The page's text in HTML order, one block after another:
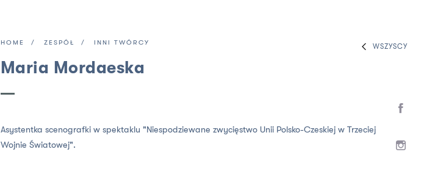
WSZYSCY
HOME ZESPÓŁ INNI TWÓRCY
Maria Mordaeska
Asystentka scenografki w spektaklu "Niespodziewane zwycięstwo Unii Polsko-Czeskiej w Trzeciej
Wojnie Światowej".